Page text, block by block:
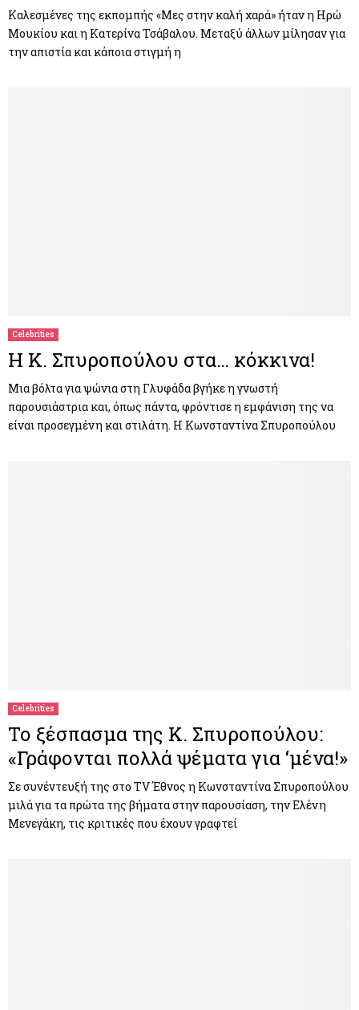
Καλεσμένες της εκπομπής «Μες στην καλή χαρά» ήταν η Ηρώ
Μουκίου και η Κατερίνα Τσάβαλου. Μεταξύ άλλων μίλησαν για
την απιστία και κάποια στιγμή η
Celebrities
H Κ. Σπυροπούλου στα… κόκκινα!
Μια βόλτα για ψώνια στη Γλυφάδα βγήκε η γνωστή
παρουσιάστρια και, όπως πάντα, φρόντισε η εμφάνιση της να
είναι προσεγμένη και στιλάτη. Η Κωνσταντίνα Σπυροπούλου
Celebrities
Το ξέσπασμα της Κ. Σπυροπούλου:
«Γράφονται πολλά ψέματα για ‘μένα!»
Σε συνέντευξή της στο TV Έθνος η Κωνσταντίνα Σπυροπούλου
μιλά για τα πρώτα της βήματα στην παρουσίαση, την Ελένη
Μενεγάκη, τις κριτικές που έχουν γραφτεί